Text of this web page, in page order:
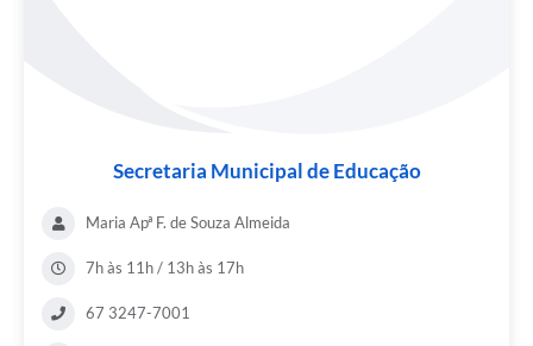
Secretaria Municipal de Educação
Maria Apª F. de Souza Almeida
7h às 11h / 13h às 17h
67 3247-7001